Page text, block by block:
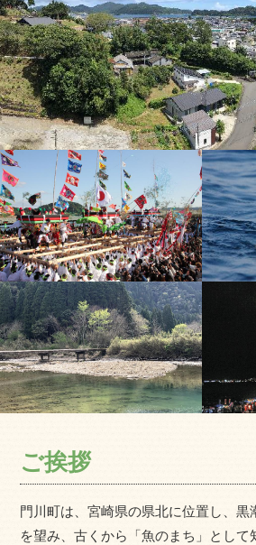
ご挨拶
門川町は、宮崎県の県北に位置し、黒
を望み、古くから「魚のまち」として